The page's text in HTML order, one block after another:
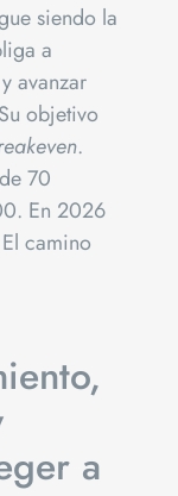
siendo la
a
avanzar
objetivo
.
70
En 2026
camino
a